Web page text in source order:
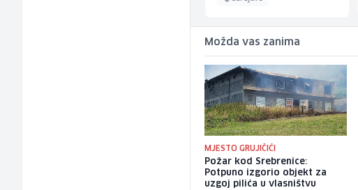
Možda vas zanima
MJESTO GRUJIČIĆI
Požar kod Srebrenice:
Potpuno izgorio objekt za
uzgoj pilića u vlasništvu